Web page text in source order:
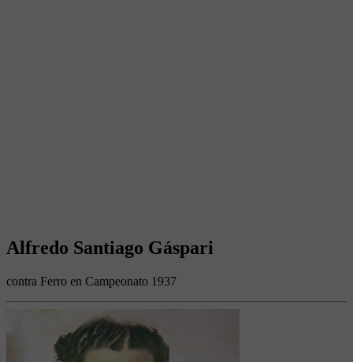
Alfredo Santiago Gáspari
contra Ferro en Campeonato 1937